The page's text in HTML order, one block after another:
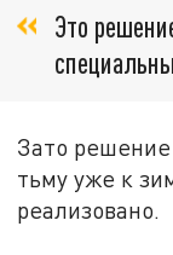
Это
Зато
тьму уже к
реализовано.